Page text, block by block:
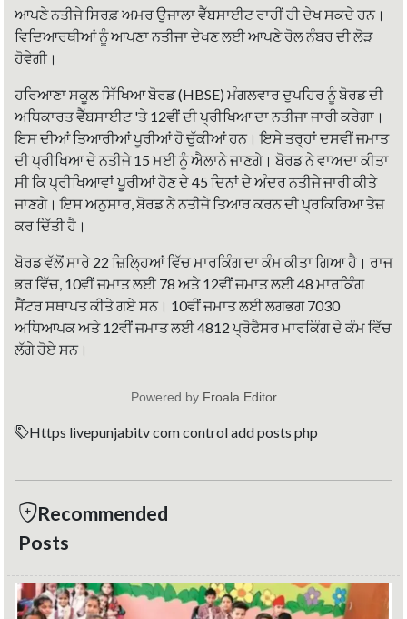
ਆਪਣੇ ਨਤੀਜੇ ਸਿਰਫ਼ ਅਮਰ ਉਜਾਲਾ ਵੈੱਬਸਾਈਟ ਰਾਹੀਂ ਹੀ ਦੇਖ ਸਕਦੇ ਹਨ।
ਵਿਦਿਆਰਥੀਆਂ ਨੂੰ ਆਪਣਾ ਨਤੀਜਾ ਦੇਖਣ ਲਈ ਆਪਣੇ ਰੋਲ ਨੰਬਰ ਦੀ ਲੋੜ
ਹੋਵੇਗੀ।
ਹਰਿਆਣਾ ਸਕੂਲ ਸਿੱਖਿਆ ਬੋਰਡ (HBSE) ਮੰਗਲਵਾਰ ਦੁਪਹਿਰ ਨੂੰ ਬੋਰਡ ਦੀ
ਅਧਿਕਾਰਤ ਵੈੱਬਸਾਈਟ 'ਤੇ 12ਵੀਂ ਦੀ ਪ੍ਰੀਖਿਆ ਦਾ ਨਤੀਜਾ ਜਾਰੀ ਕਰੇਗਾ।
ਇਸ ਦੀਆਂ ਤਿਆਰੀਆਂ ਪੂਰੀਆਂ ਹੋ ਚੁੱਕੀਆਂ ਹਨ। ਇਸੇ ਤਰ੍ਹਾਂ ਦਸਵੀਂ ਜਮਾਤ
ਦੀ ਪ੍ਰੀਖਿਆ ਦੇ ਨਤੀਜੇ 15 ਮਈ ਨੂੰ ਐਲਾਨੇ ਜਾਣਗੇ। ਬੋਰਡ ਨੇ ਵਾਅਦਾ ਕੀਤਾ
ਸੀ ਕਿ ਪ੍ਰੀਖਿਆਵਾਂ ਪੂਰੀਆਂ ਹੋਣ ਦੇ 45 ਦਿਨਾਂ ਦੇ ਅੰਦਰ ਨਤੀਜੇ ਜਾਰੀ ਕੀਤੇ
ਜਾਣਗੇ। ਇਸ ਅਨੁਸਾਰ, ਬੋਰਡ ਨੇ ਨਤੀਜੇ ਤਿਆਰ ਕਰਨ ਦੀ ਪ੍ਰਕਿਰਿਆ ਤੇਜ਼
ਕਰ ਦਿੱਤੀ ਹੈ।
ਬੋਰਡ ਵੱਲੋਂ ਸਾਰੇ 22 ਜ਼ਿਲ੍ਹਿਆਂ ਵਿੱਚ ਮਾਰਕਿੰਗ ਦਾ ਕੰਮ ਕੀਤਾ ਗਿਆ ਹੈ। ਰਾਜ
ਭਰ ਵਿੱਚ, 10ਵੀਂ ਜਮਾਤ ਲਈ 78 ਅਤੇ 12ਵੀਂ ਜਮਾਤ ਲਈ 48 ਮਾਰਕਿੰਗ
ਸੈਂਟਰ ਸਥਾਪਤ ਕੀਤੇ ਗਏ ਸਨ। 10ਵੀਂ ਜਮਾਤ ਲਈ ਲਗਭਗ 7030
ਅਧਿਆਪਕ ਅਤੇ 12ਵੀਂ ਜਮਾਤ ਲਈ 4812 ਪ੍ਰੋਫੈਸਰ ਮਾਰਕਿੰਗ ਦੇ ਕੰਮ ਵਿੱਚ
ਲੱਗੇ ਹੋਏ ਸਨ।
Powered by Froala Editor
Https livepunjabitv com control add posts php
Recommended
Posts